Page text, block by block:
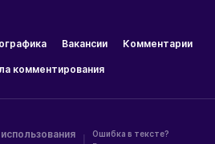
Вакансии Комментарии
комментирования
Ошибка в тексте?